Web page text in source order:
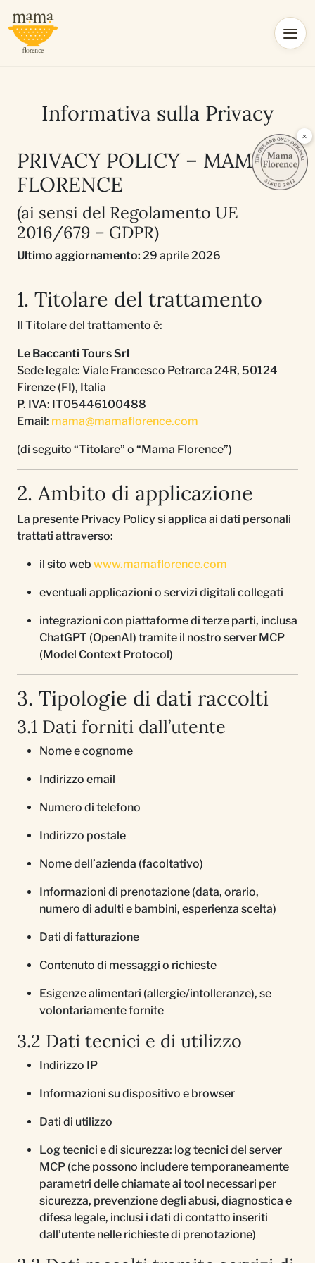
Informativa sulla Privacy
PRIVACY POLICY – MAMA
FLORENCE
(ai sensi del Regolamento UE
2016/679 – GDPR)
Ultimo aggiornamento: 29 aprile 2026
1. Titolare del trattamento
Il Titolare del trattamento è:
Le Baccanti Tours Srl
Sede legale: Viale Francesco Petrarca 24R, 50124
Firenze (FI), Italia
P. IVA: IT05446100488
Email: mama@mamaflorence.com
(di seguito “Titolare” o “Mama Florence”)
2. Ambito di applicazione
La presente Privacy Policy si applica ai dati personali
trattati attraverso:
il sito web www.mamaflorence.com
eventuali applicazioni o servizi digitali collegati
integrazioni con piattaforme di terze parti, inclusa
ChatGPT (OpenAI) tramite il nostro server MCP
(Model Context Protocol)
3. Tipologie di dati raccolti
3.1 Dati forniti dall’utente
Nome e cognome
Indirizzo email
Numero di telefono
Indirizzo postale
Nome dell’azienda (facoltativo)
Informazioni di prenotazione (data, orario,
numero di adulti e bambini, esperienza scelta)
Dati di fatturazione
Contenuto di messaggi o richieste
Esigenze alimentari (allergie/intolleranze), se
volontariamente fornite
3.2 Dati tecnici e di utilizzo
Indirizzo IP
Informazioni su dispositivo e browser
Dati di utilizzo
Log tecnici e di sicurezza: log tecnici del server
MCP (che possono includere temporaneamente
parametri delle chiamate ai tool necessari per
sicurezza, prevenzione degli abusi, diagnostica e
difesa legale, inclusi i dati di contatto inseriti
dall’utente nelle richieste di prenotazione)
×